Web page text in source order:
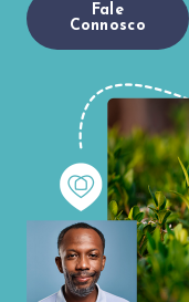
Fale
Connosco